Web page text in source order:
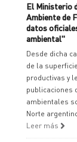
El Ministerio
Ambiente de
datos
ambiental"
Desde dicha
de la
productivas y
publicaciones
ambientales
Norte
Leer más